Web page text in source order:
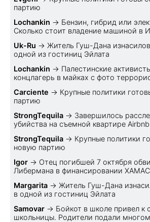
партию
Lochankin → Бензин, гибрид или
Cколько стоит владение машиной в
Uk-Ru → Житель Гуш-Дана
одной из гостиниц Эйлата
Lochankin → Палестинские
концлагерь в майках с фото
Carciente → Крупные политики
партию
StrongTequila → Завершилось
убийства на съемной квартире
StrongTequila → Крупные политики
новую партию
Igor → Отец погибшей 7 октября
Либермана в финансировании ХАМАС
Margarita → Житель Гуш-Дана
в одной из гостиниц Эйлата
Samovar → Бойкот в школе привел к
школьницы. Родители подали